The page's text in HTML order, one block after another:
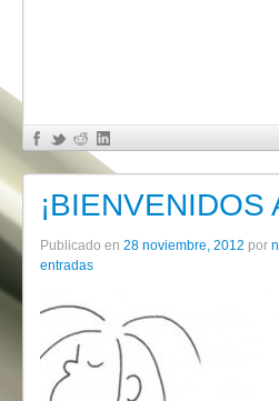
¡BIENVENIDOS
Publicado en 28 noviembre, 2012 por
entradas